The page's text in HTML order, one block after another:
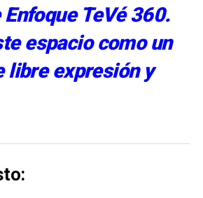
TeVé 360.
espacio como un
libre expresión y